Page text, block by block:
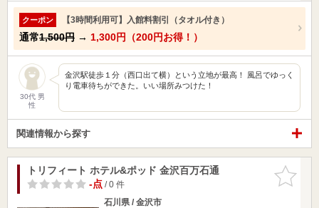
クーポン 【3時間利用可】入館料割引（タオル付き）
通常1,500円 → 1,300円（200円お得！）
30代 男
性
金沢駅徒歩１分（西口出て横）という立地が最高！ 風呂でゆっく
り電車待ちができた。いい場所みつけた！
関連情報から探す
お気に入
りに追加
トリフィート ホテル&ポッド 金沢百万石通
-点/ 0 件
石川県 / 金沢市